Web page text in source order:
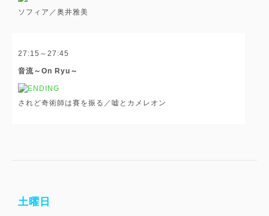
ソフィア／奥井雅美
27:15～27:45
音流～On Ryu～
されど奇術師は賽を振る／嘘とカメレオン
土曜日